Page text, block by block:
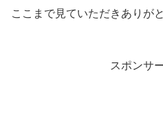
ここまで見ていただきありが
スポンサ